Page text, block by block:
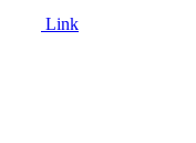
Link